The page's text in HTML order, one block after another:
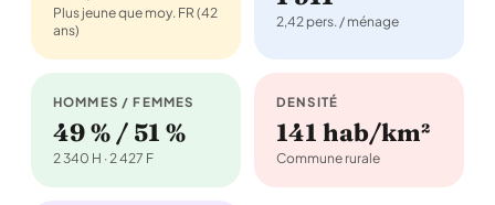
Plus jeune que moy. FR (42
ans)
2,42 pers. / ménage
HOMMES / FEMMES
49 % / 51 %
2 340 H · 2 427 F
DENSITÉ
141 hab/km²
Commune rurale